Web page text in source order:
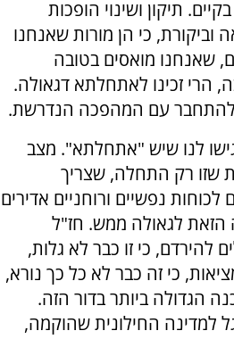
תיקון ושינוי הופכות
וביקורת, כי הן מורות שאנחנו
שאנחנו מואסים בטובה
הרי זכינו לאתחלתא דגאולה.
עם המהפכה הנדרשת.
לנו שיש "אתחלתא". מצב
שזו רק התחלה, שצריך
נפשיים ורוחניים אדירים
לגאולה ממש. חז"ל
להירדם, כי זו כבר לא גלות,
כי זה כבר לא כל כך נורא,
הגדולה ביותר בדור הזה.
למדינה החילונית שהוקמה,